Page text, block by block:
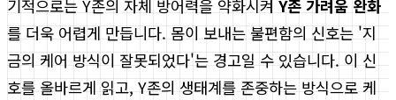
기적으로는 Y존의 자체 방어력을 약화시켜 Y존 가려움 완화
를 더욱 어렵게 만듭니다. 몸이 보내는 불편함의 신호는 '지
금의 케어 방식이 잘못되었다'는 경고일 수 있습니다. 이 신
호를 올바르게 읽고, Y존의 생태계를 존중하는 방식으로 케